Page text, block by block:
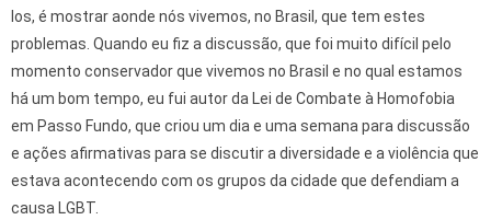
los, é mostrar aonde nós vivemos, no Brasil, que tem estes
problemas. Quando eu fiz a discussão, que foi muito difícil pelo
momento conservador que vivemos no Brasil e no qual estamos
há um bom tempo, eu fui autor da Lei de Combate à Homofobia
em Passo Fundo, que criou um dia e uma semana para discussão
e ações afirmativas para se discutir a diversidade e a violência que
estava acontecendo com os grupos da cidade que defendiam a
causa LGBT.